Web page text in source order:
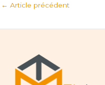
← Article précédent